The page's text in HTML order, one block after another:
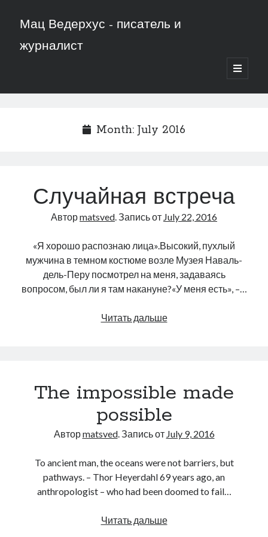
Мац Ведерхус - писатель и
журналист
открыть
Month: July 2016
Случайная встреча
Авторmatsved. Запись от July 22, 2016
«Я хорошо распознаю лица».Высокий, пухлый
мужчина в темном костюме возле Музея Наваль-
дель-Перу посмотрел на меня, задаваясь
вопросом, был ли я там накануне?«У меня есть», –…
Читать дальшеСлучайная
The impossible made
possible
Авторmatsved. Запись от July 9, 2016
To ancient man, the oceans were not barriers, but
pathways. – Thor Heyerdahl 69 years ago, an
anthropologist – who had been doomed to fail…
Читать дальшеThe